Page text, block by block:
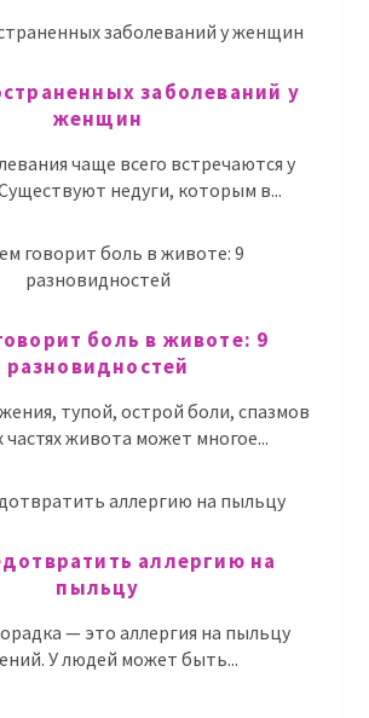
заболеваний у
женщин
чаще всего встречаются у
недуги, которым в...
боль в животе: 9
разновидностей
тупой, острой боли, спазмов
частях живота может многое...
аллергию на
пыльцу
— это аллергия на пыльцу
У людей может быть...